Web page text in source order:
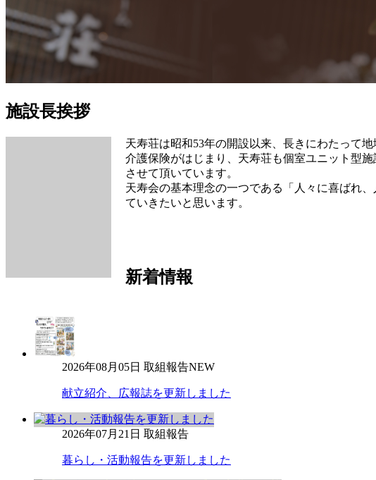
施設長挨拶
天寿荘は昭和53年の開設以来、長きにわたって
介護保険がはじまり、天寿荘も個室ユニット型
させて頂いています。
天寿会の基本理念の一つである「人々に喜ばれ
ていきたいと思います。
新着情報
2026年08月05日 取組報告NEW
献立紹介、広報誌を更新しました
2026年07月21日 取組報告
暮らし・活動報告を更新しました